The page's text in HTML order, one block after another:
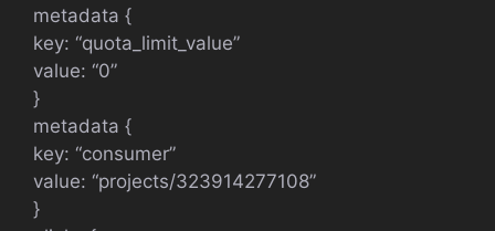
metadata {
key: “quota_limit_value”
value: “0”
}
metadata {
key: “consumer”
value: “projects/323914277108”
}